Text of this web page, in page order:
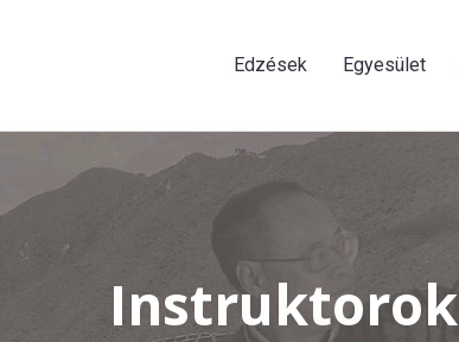
Edzések Egyesület
Instruktorok